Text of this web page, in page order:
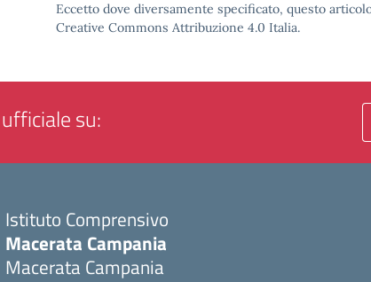
Eccetto dove diversamente specificato, questo
Creative Commons Attribuzione 4.0 Italia.
su:
Istituto Comprensivo
Macerata Campania
Macerata Campania